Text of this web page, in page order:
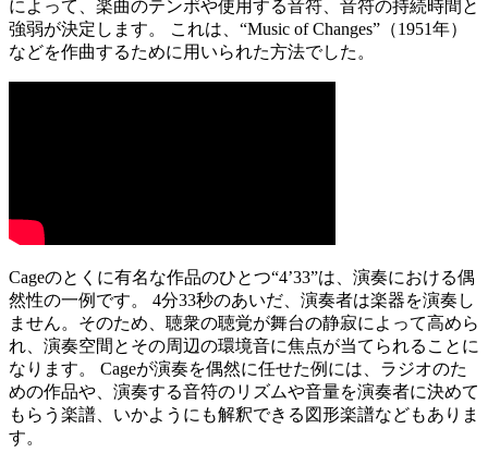
によって、楽曲のテンポや使用する音符、音符の持続時間と
強弱が決定します。 これは、“Music of Changes”（1951年）
などを作曲するために用いられた方法でした。
Cageのとくに有名な作品のひとつ“4’33”は、演奏における偶
然性の一例です。 4分33秒のあいだ、演奏者は楽器を演奏し
ません。そのため、聴衆の聴覚が舞台の静寂によって高めら
れ、演奏空間とその周辺の環境音に焦点が当てられることに
なります。 Cageが演奏を偶然に任せた例には、ラジオのた
めの作品や、演奏する音符のリズムや音量を演奏者に決めて
もらう楽譜、いかようにも解釈できる図形楽譜などもありま
す。